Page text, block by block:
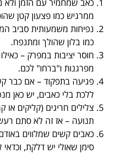
כאב שמחמיר עם הזמן ולא
ממרגיש כמו פצעון קטן
נפיחות משמעותית סביב
כמו בלון שהולך ומתנפח.
חוסר יציבות במפרק –
מפרגנות ו"ברחו" לכם.
פגיעה בתפקוד – אם כבר
ללכת בלי כאבים, יש כאן
צלילים חריגים (קליקים
תנועה – אז זה לא סתם
כאבים קשים שמלווים
סימן שאולי יש דלקת, וכדאי